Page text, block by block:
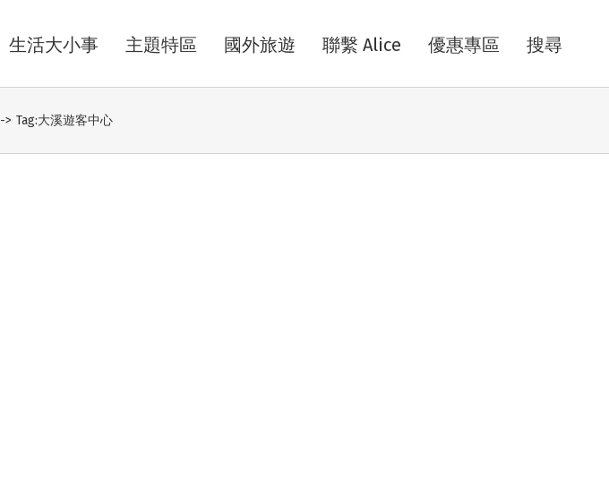
生活大小事 主題特區 國外旅遊 聯繫 Alice 優惠專區 搜尋
-> Tag:大溪遊客中心